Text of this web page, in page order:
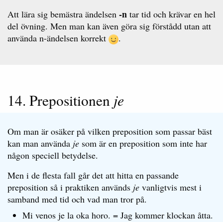
Att lära sig bemästra ändelsen -n tar tid och krävar en hel
del övning. Men man kan även göra sig förstådd utan att
använda n-ändelsen korrekt
.
14. Prepositionen je
Om man är osäker på vilken preposition som passar bäst
kan man använda je som är en preposition som inte har
någon speciell betydelse.
Men i de flesta fall går det att hitta en passande
preposition så i praktiken används je vanligtvis mest i
samband med tid och vad man tror på.
Mi venos je la oka horo. = Jag kommer klockan åtta.